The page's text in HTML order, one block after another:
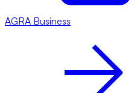
AGRA Business